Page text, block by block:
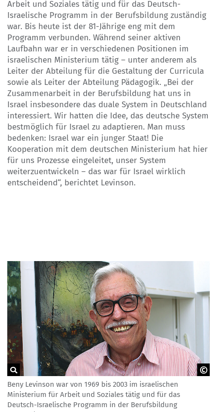
Arbeit und Soziales tätig und für das Deutsch-
Israelische Programm in der Berufsbildung zuständig
war. Bis heute ist der 81-Jährige eng mit dem
Programm verbunden. Während seiner aktiven
Laufbahn war er in verschiedenen Positionen im
israelischen Ministerium tätig – unter anderem als
Leiter der Abteilung für die Gestaltung der Curricula
sowie als Leiter der Abteilung Pädagogik. „Bei der
Zusammenarbeit in der Berufsbildung hat uns in
Israel insbesondere das duale System in Deutschland
interessiert. Wir hatten die Idee, das deutsche System
bestmöglich für Israel zu adaptieren. Man muss
bedenken: Israel war ein junger Staat! Die
Kooperation mit dem deutschen Ministerium hat hier
für uns Prozesse eingeleitet, unser System
weiterzuentwickeln – das war für Israel wirklich
entscheidend“, berichtet Levinson.
NA beim BIBB
Beny Levinson war von 1969 bis 2003 im israelischen
Ministerium für Arbeit und Soziales tätig und für das
Deutsch-Israelische Programm in der Berufsbildung